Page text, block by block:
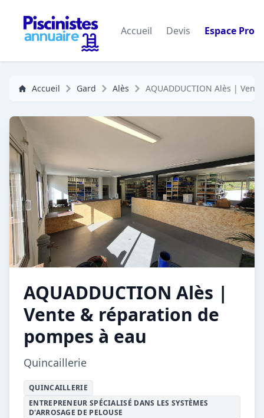
Accueil Devis Espace Pro
Accueil Gard Alès AQUADDUCTION Alès |
AQUADDUCTION Alès |
Vente & réparation de
pompes à eau
Quincaillerie
QUINCAILLERIE
ENTREPRENEUR SPÉCIALISÉ DANS LES SYSTÈMES
D'ARROSAGE DE PELOUSE